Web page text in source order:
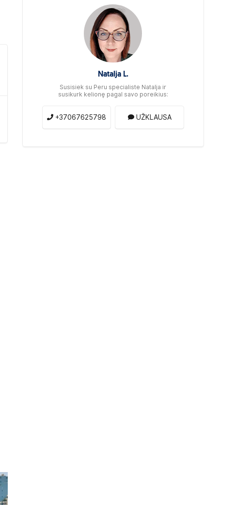
Natalja L.
Susisiek su Peru specialiste Natalja ir
susikurk kelionę pagal savo poreikius:
+37067625798 UŽKLAUSA